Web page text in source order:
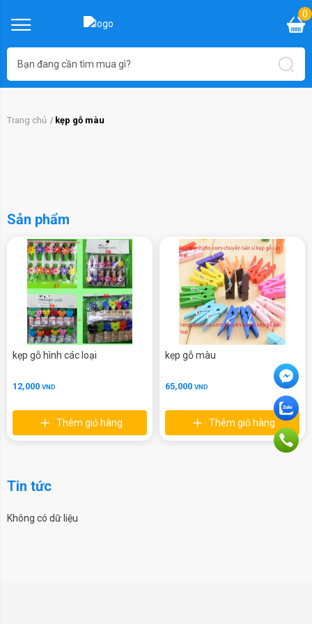
0
Trang chủ kẹp gỗ màu
Sản phẩm
kẹp gỗ hình các loại
12,000 VND
Thêm giỏ hàng
kẹp gỗ màu
65,000 VND
Thêm giỏ hàng
Tin tức
Không có dữ liệu